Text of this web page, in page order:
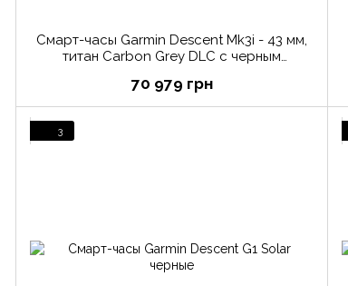
Смарт-часы Garmin Descent Mk3i - 43 мм,
титан Carbon Grey DLC с черным
70 979 грн
3